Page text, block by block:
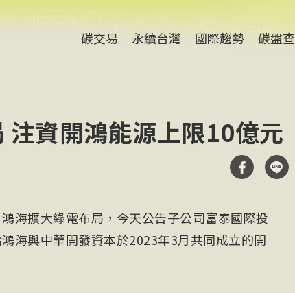
碳交易 永續台灣 國際趨勢 碳盤查
注資開鴻能源上限10億元
海擴大綠電布局，今天公告子公司富泰國際投
海與中華開發資本於2023年3月共同成立的開